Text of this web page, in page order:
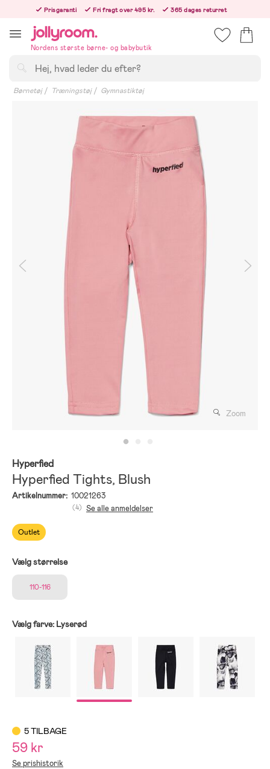
innehållet
Prisgaranti Fri fragt over 495 kr.
365 dages returret
Nordens største børne- og babybutik
Børnetøj Træningstøj Gymnastiktøj
Zoom
Hyperfied
Hyperfied Tights, Blush
Artikelnummer: 10021263
Outlet
(4) Se alle anmeldelser
Vælg størrelse
110-116
Vælg farve: Lyserød
5 TILBAGE
59 kr
Se prishistorik